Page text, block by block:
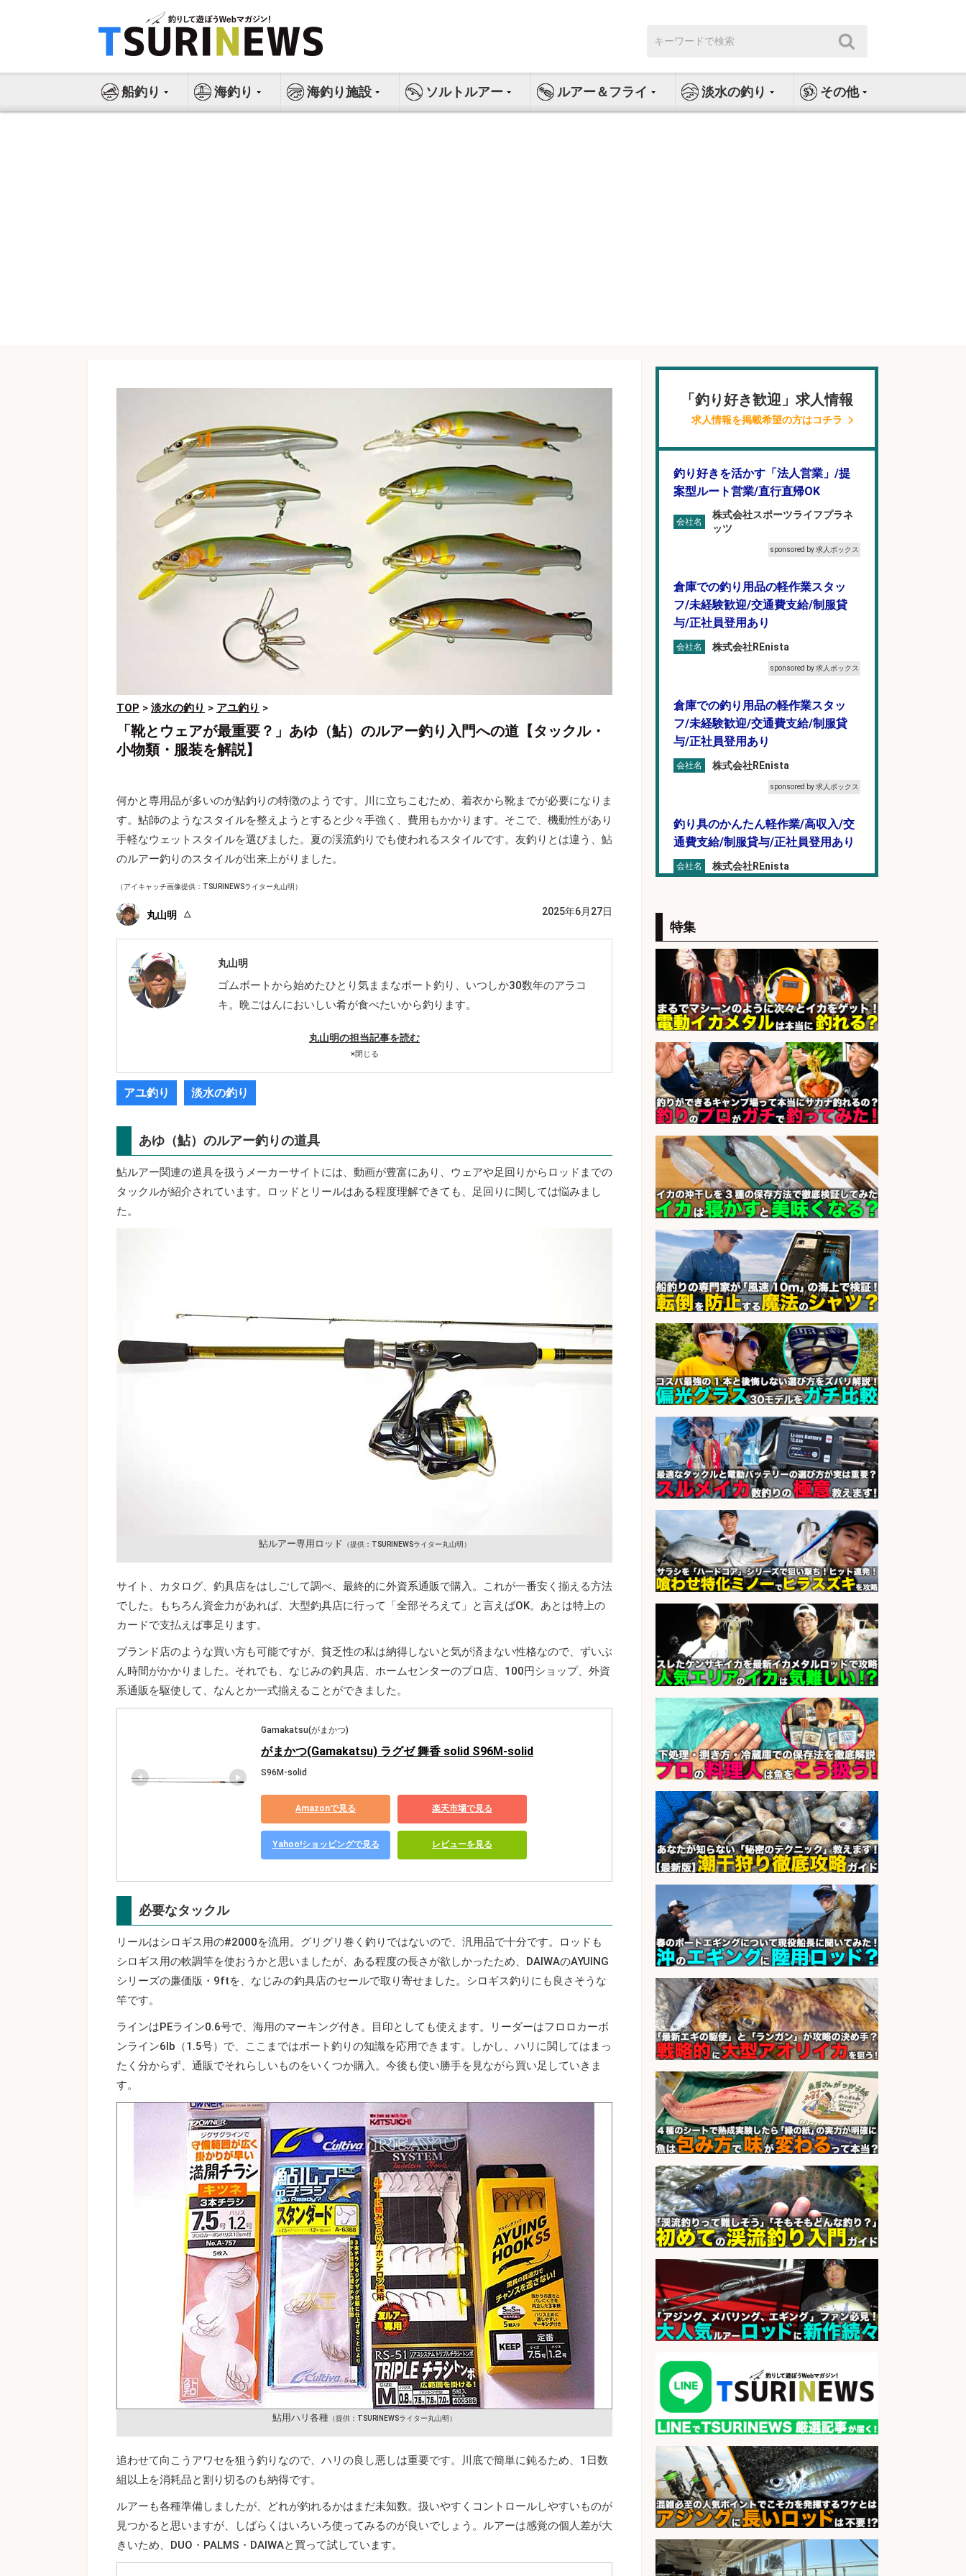
ス
索:
船釣り 海釣り 海釣り施設 ソルトルアー ルアー＆フライ 淡水の釣り その他
TOP > 淡水の釣り > アユ釣り >
「靴とウェアが最重要？」あゆ（鮎）のルアー釣り入門への道【タックル・
小物類・服装を解説】
何かと専用品が多いのが鮎釣りの特徴のようです。川に立ちこむため、着衣から靴までが必要になりま
す。鮎師のようなスタイルを整えようとすると少々手強く、費用もかかります。そこで、機動性があり
手軽なウェットスタイルを選びました。夏の渓流釣りでも使われるスタイルです。友釣りとは違う、鮎
のルアー釣りのスタイルが出来上がりました。
（アイキャッチ画像提供：TSURINEWSライター丸山明）
丸山明 2025年6月27日
丸山明
ゴムボートから始めたひとり気ままなボート釣り、いつしか30数年のアラコ
キ。晩ごはんにおいしい肴が食べたいから釣ります。
丸山明の担当記事を読む
×閉じる
アユ釣り 淡水の釣り
あゆ（鮎）のルアー釣りの道具
鮎ルアー関連の道具を扱うメーカーサイトには、動画が豊富にあり、ウェアや足回りからロッドまでの
タックルが紹介されています。ロッドとリールはある程度理解できても、足回りに関しては悩みまし
た。
鮎ルアー専用ロッド （提供：TSURINEWSライター丸山明）
サイト、カタログ、釣具店をはしごして調べ、最終的に外資系通販で購入。これが一番安く揃える方法
でした。もちろん資金力があれば、大型釣具店に行って「全部そろえて」と言えばOK。あとは特上の
カードで支払えば事足ります。
ブランド店のような買い方も可能ですが、貧乏性の私は納得しないと気が済まない性格なので、ずいぶ
ん時間がかかりました。それでも、なじみの釣具店、ホームセンターのプロ店、100円ショップ、外資
系通販を駆使して、なんとか一式揃えることができました。
Gamakatsu(がまかつ)
がまかつ(Gamakatsu) ラグゼ 舞香 solid S96M-solid
S96M-solid
Amazonで見る 楽天市場で見る
Yahoo!ショッピングで見る レビューを見る
必要なタックル
リールはシロギス用の#2000を流用。グリグリ巻く釣りではないので、汎用品で十分です。ロッドも
シロギス用の軟調竿を使おうかと思いましたが、ある程度の長さが欲しかったため、DAIWAのAYUING
シリーズの廉価版・9ftを、なじみの釣具店のセールで取り寄せました。シロギス釣りにも良さそうな
竿です。
ラインはPEライン0.6号で、海用のマーキング付き。目印としても使えます。リーダーはフロロカーボ
ンライン6lb（1.5号）で、ここまではボート釣りの知識を応用できます。しかし、ハリに関してはまっ
たく分からず、通販でそれらしいものをいくつか購入。今後も使い勝手を見ながら買い足していきま
す。
鮎用ハリ各種 （提供：TSURINEWSライター丸山明）
追わせて向こうアワセを狙う釣りなので、ハリの良し悪しは重要です。川底で簡単に鈍るため、1日数
組以上を消耗品と割り切るのも納得です。
ルアーも各種準備しましたが、どれが釣れるかはまだ未知数。扱いやすくコントロールしやすいものが
見つかると思いますが、しばらくはいろいろ使ってみるのが良いでしょう。ルアーは感覚の個人差が大
きいため、DUO・PALMS・DAIWAと買って試しています。
「釣り好き歓迎」求人情報
求人情報を掲載希望の方はコチラ
釣り好きを活かす「法人営業」/提
案型ルート営業/直行直帰OK
会社名
株式会社スポーツライフプラネ
ッツ
sponsored by 求人ボックス
倉庫での釣り用品の軽作業スタッ
フ/未経験歓迎/交通費支給/制服貸
与/正社員登用あり
会社名 株式会社REnista
sponsored by 求人ボックス
倉庫での釣り用品の軽作業スタッ
フ/未経験歓迎/交通費支給/制服貸
与/正社員登用あり
会社名 株式会社REnista
sponsored by 求人ボックス
釣り具のかんたん軽作業/高収入/交
通費支給/制服貸与/正社員登用あり
会社名 株式会社REnista
福岡「現場監督」/釣り好き歓迎/残
業10時間/経験者歓迎
会社名 広松久水産株式会社
sponsored by 求人ボックス
釣り好き必見「釣具の設計開
発」/DAIWA公認製品/年休117日
会社名
株式会社スポーツライフプラネ
ッツ
sponsored by 求人ボックス
魚の「バイヤー」貴方の目利きでヒ
ットを生む、裁量バイヤー募集
会社名 株式会社コムライン
sponsored by 求人ボックス
和食, 居酒屋/キッチンスタッフ/天草
の魚と馬刺しの店 キッチンスタッフ
正社員募集
会社名
天草の魚と馬刺しの店 魚粋 天草
の魚と馬刺しの店 魚粋
sponsored by 求人ボックス
和食, 日本料理・懐石料理/店長・店
長候補/旬と手作りにこだわる!さか
なの価値を上げ、地域を元気に!店長
候補募集
会社名 博多 華吉 博多 華吉
sponsored by 求人ボックス
オキアミをはじめとする釣り餌の
「製造」/釣り好き歓迎
会社名 広松久水産株式会社
sponsored by 求人ボックス
さらに求人情報を見る
特集